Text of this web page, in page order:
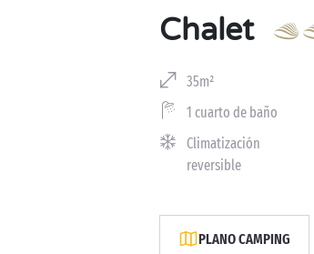
Chalet
35m²
1 cuarto de baño
Climatización
reversible
PLANO CAMPING